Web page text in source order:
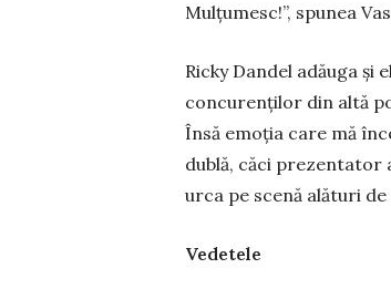
Mulţu­mesc!”, spunea
Ricky Dandel adăuga şi
con­curenţilor din altă
Însă emoţia care mă
dublă, căci prezen­tator
urca pe scenă ală­turi
Vedetele